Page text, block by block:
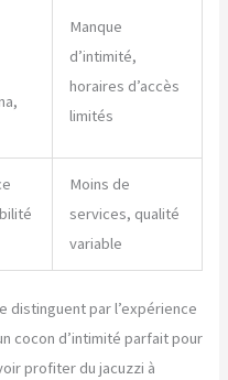
Manque
d’intimité,
horaires d’accès
limités
Moins de
services, qualité
variable
distinguent par l’expérience
cocon d’intimité parfait pour
profiter du jacuzzi à